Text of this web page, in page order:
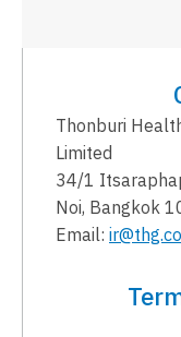
Thonburi
Limited
34/1
Noi, Bangkok
Email: